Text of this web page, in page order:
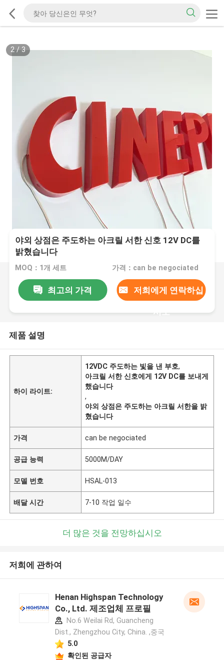
2/ 3
야외 상점은 주도하는 아크릴 서한 신호 12V DC를
밝혔습니다
MOQ：1개 세트 가격：can be negociated
최고의 가격 저희에게 연락하십
시오
제품 설명
하이 라이트:
12VDC 주도하는 빛을 낸 부호,
아크릴 서한 신호에게 12V DC를 보내게
했습니다
,
야외 상점은 주도하는 아크릴 서한을 밝
혔습니다
가격 can be negociated
공급 능력 5000M/DAY
모델 번호 HSAL-013
배달 시간 7-10 작업 일수
더 많은 것을 전망하십시오
저희에 관하여
Henan Highspan Technology
Co., Ltd. 제조업체 프로필
No.6 Weilai Rd, Guancheng
Dist., Zhengzhou City, China. ,중국
5.0
확인된 공급자